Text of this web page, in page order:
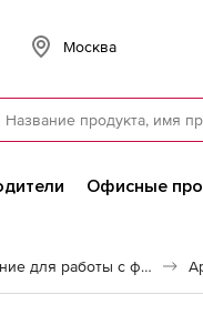
Москва
Офисные
Программное обеспечение для работы с файлами и дисками